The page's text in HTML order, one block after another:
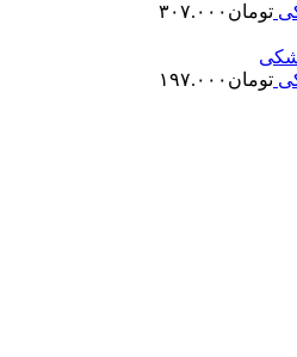
تومان ۳۰۷.۰۰۰
تومان ۱۹۷.۰۰۰